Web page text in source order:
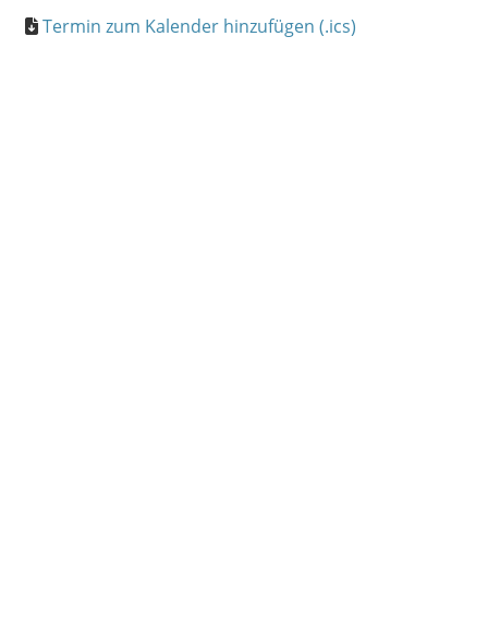
Termin zum Kalender hinzufügen (.ics)